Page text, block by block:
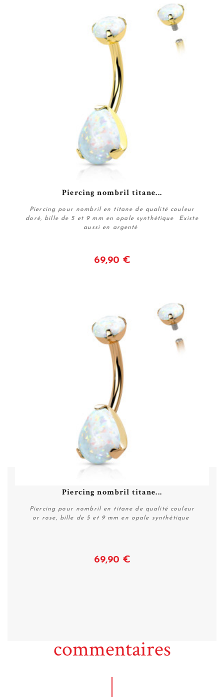
Piercing nombril titane...
Piercing pour nombril en titane de qualité couleur
doré, bille de 5 et 9 mm en opale synthétique Existe
aussi en argenté
69,90 €
Piercing nombril titane...
Piercing pour nombril en titane de qualité couleur
or rose, bille de 5 et 9 mm en opale synthétique
69,90 €
commentaires